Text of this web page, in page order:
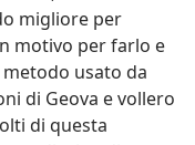
migliore per
motivo per farlo e
usato da
di Geova e vollero
di questa